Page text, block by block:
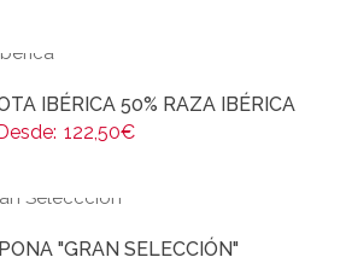
IBÉRICA 50% RAZA IBÉRICA
122,50€
"GRAN SELECCIÓN"